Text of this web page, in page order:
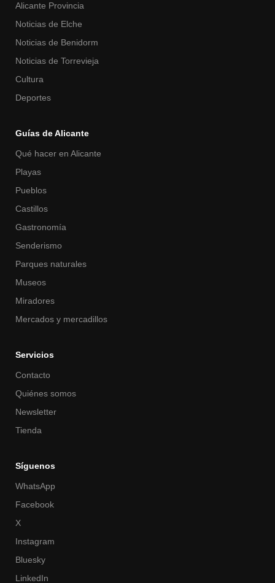
Alicante Provincia
Noticias de Elche
Noticias de Benidorm
Noticias de Torrevieja
Cultura
Deportes
Guías de Alicante
Qué hacer en Alicante
Playas
Pueblos
Castillos
Gastronomía
Senderismo
Parques naturales
Museos
Miradores
Mercados y mercadillos
Servicios
Contacto
Quiénes somos
Newsletter
Tienda
Síguenos
WhatsApp
Facebook
X
Instagram
Bluesky
LinkedIn